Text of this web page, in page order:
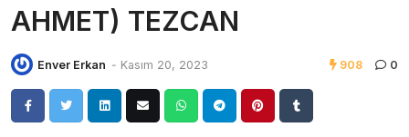
AHMET) TEZCAN
Enver Erkan - Kasım 20, 2023 908 0